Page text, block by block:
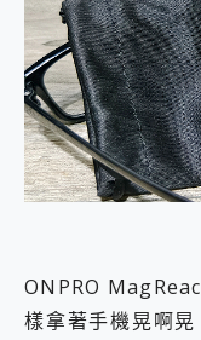
ONPRO
樣拿著手機晃啊